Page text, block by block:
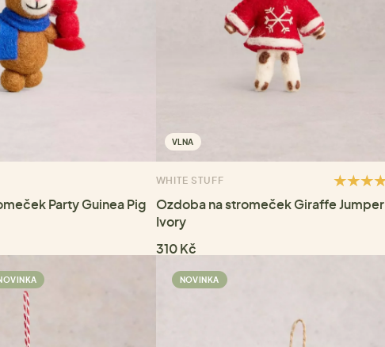
Party Guinea Pig
VLNA
WHITE STUFF
Ozdoba na stromeček Giraffe Jumper
Ivory
310 Kč
NOVINKA